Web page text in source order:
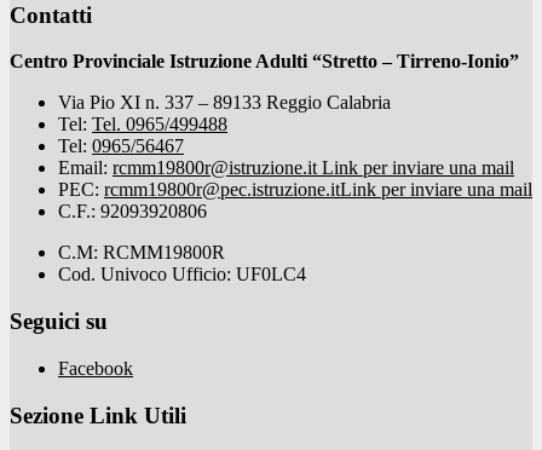
Contatti
Centro Provinciale Istruzione Adulti “Stretto – Tirreno-Ionio”
Via Pio XI n. 337 – 89133 Reggio Calabria
Tel: Tel. 0965/499488
Tel: 0965/56467
Email: rcmm19800r@istruzione.it Link per inviare una mail
PEC: rcmm19800r@pec.istruzione.itLink per inviare una mail
C.F.: 92093920806
C.M: RCMM19800R
Cod. Univoco Ufficio: UF0LC4
Seguici su
Facebook
Sezione Link Utili